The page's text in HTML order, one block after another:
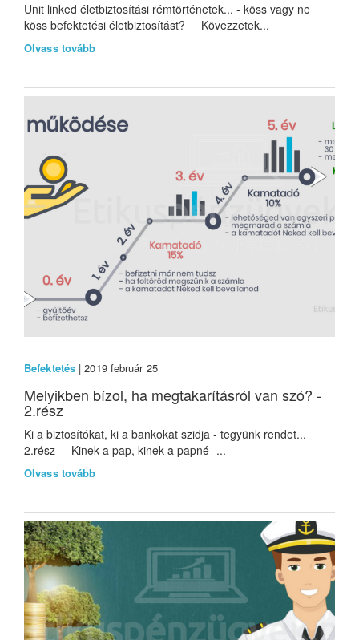
Unit linked életbiztosítási rémtörténetek... - köss vagy ne
köss befektetési életbiztosítást? Kövezzetek...
Olvass tovább
Befektetés | 2019 február 25
Melyikben bízol, ha megtakarításról van szó? -
2.rész
Ki a biztosítókat, ki a bankokat szidja - tegyünk rendet...
2.rész Kinek a pap, kinek a papné -...
Olvass tovább